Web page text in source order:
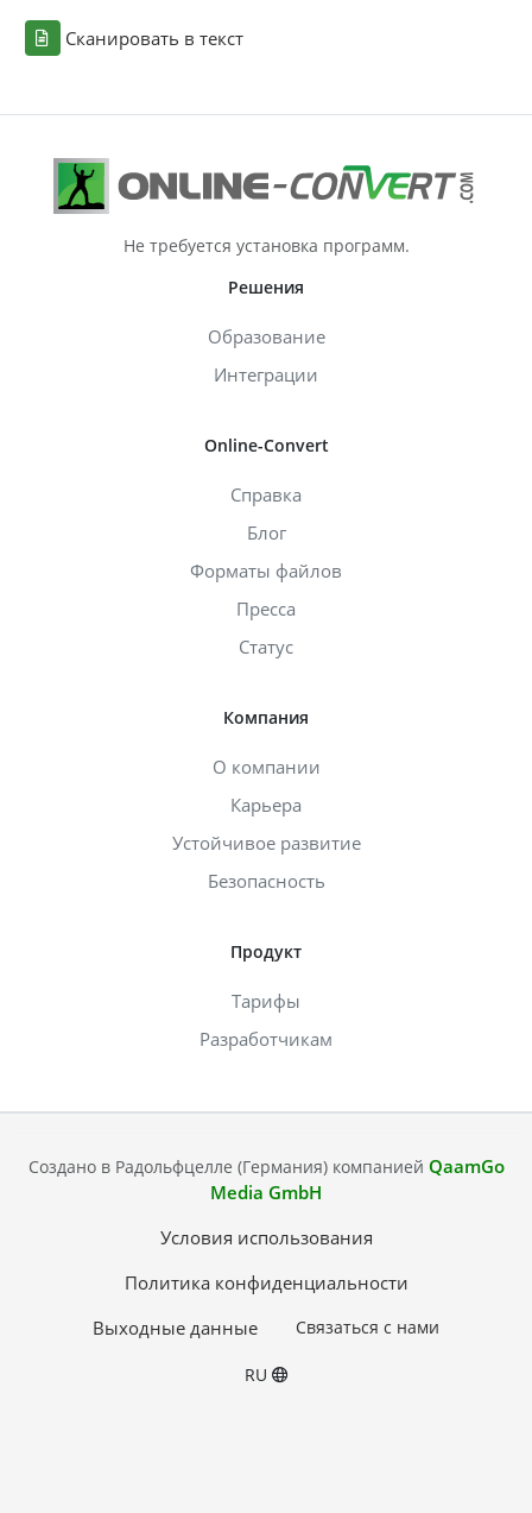
Сканировать в текст
Не требуется установка программ.
Решения
Образование
Интеграции
Online-Convert
Справка
Блог
Форматы файлов
Пресса
Статус
Компания
О компании
Карьера
Устойчивое развитие
Безопасность
Продукт
Тарифы
Разработчикам
Создано в Радольфцелле (Германия) компанией QaamGo
Media GmbH
Условия использования
Политика конфиденциальности
Выходные данные
Связаться с нами
RU